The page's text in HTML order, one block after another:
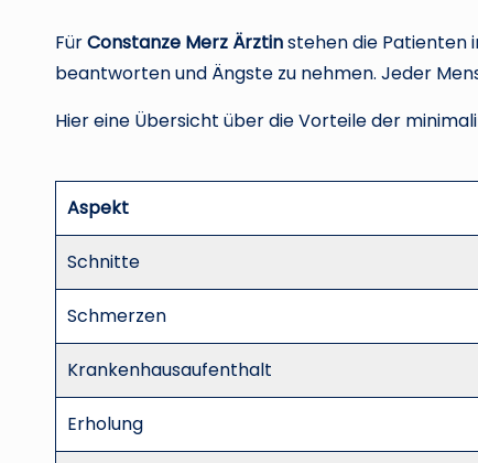
FürConstanze Merz Ärztinstehen die Patienten
beantworten und Ängste zu nehmen. Jeder
Hier eine Übersicht über die Vorteile der
Aspekt
Schnitte
Schmerzen
Krankenhausaufenthalt
Erholung